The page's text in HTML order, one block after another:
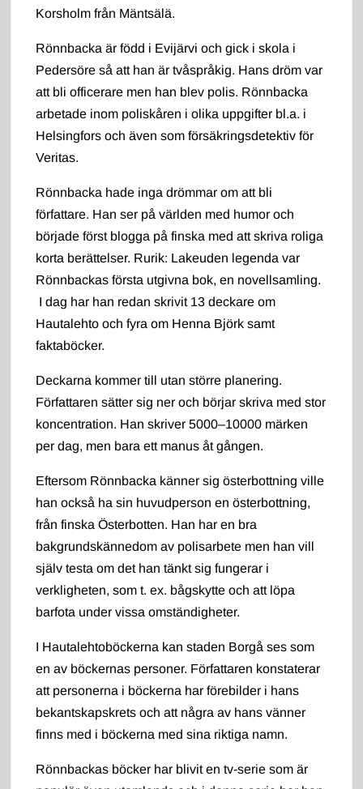
Korsholm från Mäntsälä.
Rönnbacka är född i Evijärvi och gick i skola i
Pedersöre så att han är tvåspråkig. Hans dröm var
att bli officerare men han blev polis. Rönnbacka
arbetade inom poliskåren i olika uppgifter bl.a. i
Helsingfors och även som försäkringsdetektiv för
Veritas.
Rönnbacka hade inga drömmar om att bli
författare. Han ser på världen med humor och
började först blogga på finska med att skriva roliga
korta berättelser. Rurik: Lakeuden legenda var
Rönnbackas första utgivna bok, en novellsamling.
I dag har han redan skrivit 13 deckare om
Hautalehto och fyra om Henna Björk samt
faktaböcker.
Deckarna kommer till utan större planering.
Författaren sätter sig ner och börjar skriva med stor
koncentration. Han skriver 5000–10000 märken
per dag, men bara ett manus åt gången.
Eftersom Rönnbacka känner sig österbottning ville
han också ha sin huvudperson en österbottning,
från finska Österbotten. Han har en bra
bakgrundskännedom av polisarbete men han vill
själv testa om det han tänkt sig fungerar i
verkligheten, som t. ex. bågskytte och att löpa
barfota under vissa omständigheter.
I Hautalehtoböckerna kan staden Borgå ses som
en av böckernas personer. Författaren konstaterar
att personerna i böckerna har förebilder i hans
bekantskapskrets och att några av hans vänner
finns med i böckerna med sina riktiga namn.
Rönnbackas böcker har blivit en tv-serie som är